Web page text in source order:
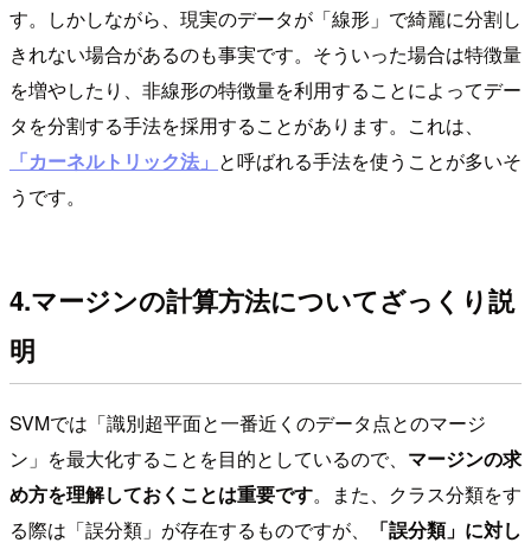
す。しかしながら、現実のデータが「線形」で綺麗に分割し
きれない場合があるのも事実です。そういった場合は特徴量
を増やしたり、非線形の特徴量を利用することによってデー
タを分割する手法を採用することがあります。これは、
「カーネルトリック法」 と呼ばれる手法を使うことが多いそ
うです。
4.マージンの計算方法についてざっくり説
明
SVMでは「識別超平面と一番近くのデータ点とのマージ
ン」を最大化することを目的としているので、 マージンの求
め方を理解しておくことは重要です。また、クラス分類をす
る際は「誤分類」が存在するものですが、
「誤分類」に対し